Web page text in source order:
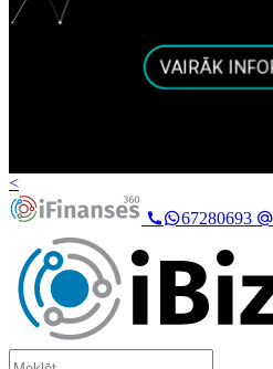
<
67280693